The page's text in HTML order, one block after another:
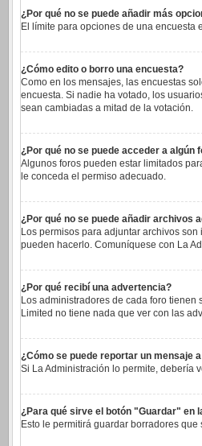
¿Por qué no se puede añadir más
El límite para opciones de una encuesta
¿Cómo edito o borro una encuesta?
Como en los mensajes, las encuestas
encuesta. Si nadie ha votado, los
sean cambiadas a mitad de la votación.
¿Por qué no se puede acceder a algún
Algunos foros pueden estar limitados
le conceda el permiso adecuado.
¿Por qué no se puede añadir archivos
Los permisos para adjuntar archivos
pueden hacerlo. Comuníquese con La
¿Por qué recibí una advertencia?
Los administradores de cada foro
Limited no tiene nada que ver con las
¿Cómo se puede reportar un mensaje
Si La Administración lo permite, debería
¿Para qué sirve el botón "Guardar" en
Esto le permitirá guardar borradores